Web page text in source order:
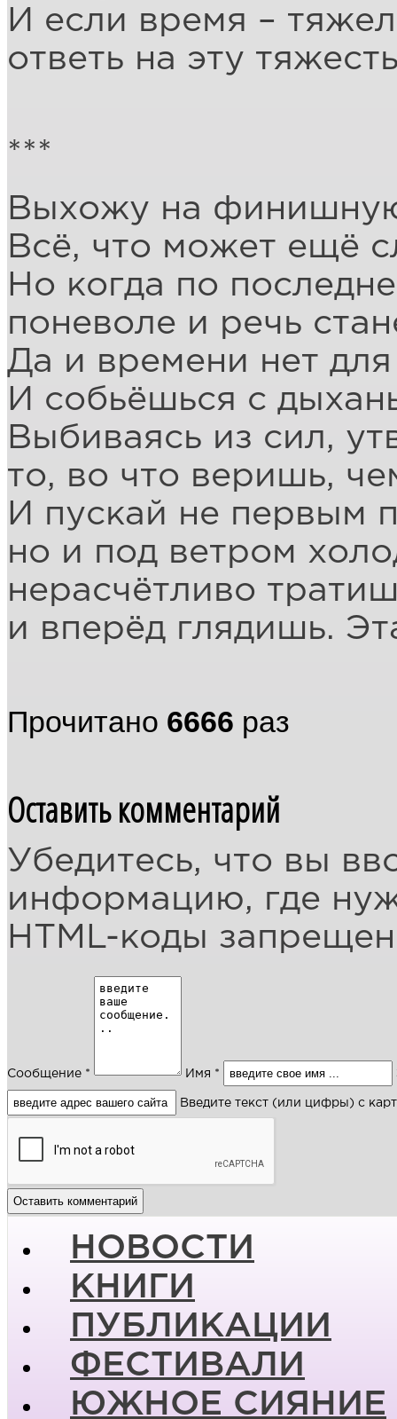
И если время –
ответь на эту
***
Выхожу на
Всё, что может ещё
Но когда по
поневоле и речь
Да и времени нет
И собьёшься с
Выбиваясь из сил,
то, во что веришь,
И пускай не первым
но и под ветром
нерасчётливо
и вперёд глядишь.
Прочитано 6666 раз
Оставить комментарий
Убедитесь, что вы
информацию, где
HTML-коды
Сообщение * Имя *
Введите текст (или цифры) с
НОВОСТИ
КНИГИ
ПУБЛИКАЦИИ
ФЕСТИВАЛИ
ЮЖНОЕ СИЯНИЕ